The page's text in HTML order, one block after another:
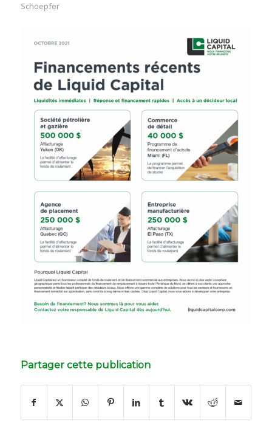
Schoepfer
Partager cette publication